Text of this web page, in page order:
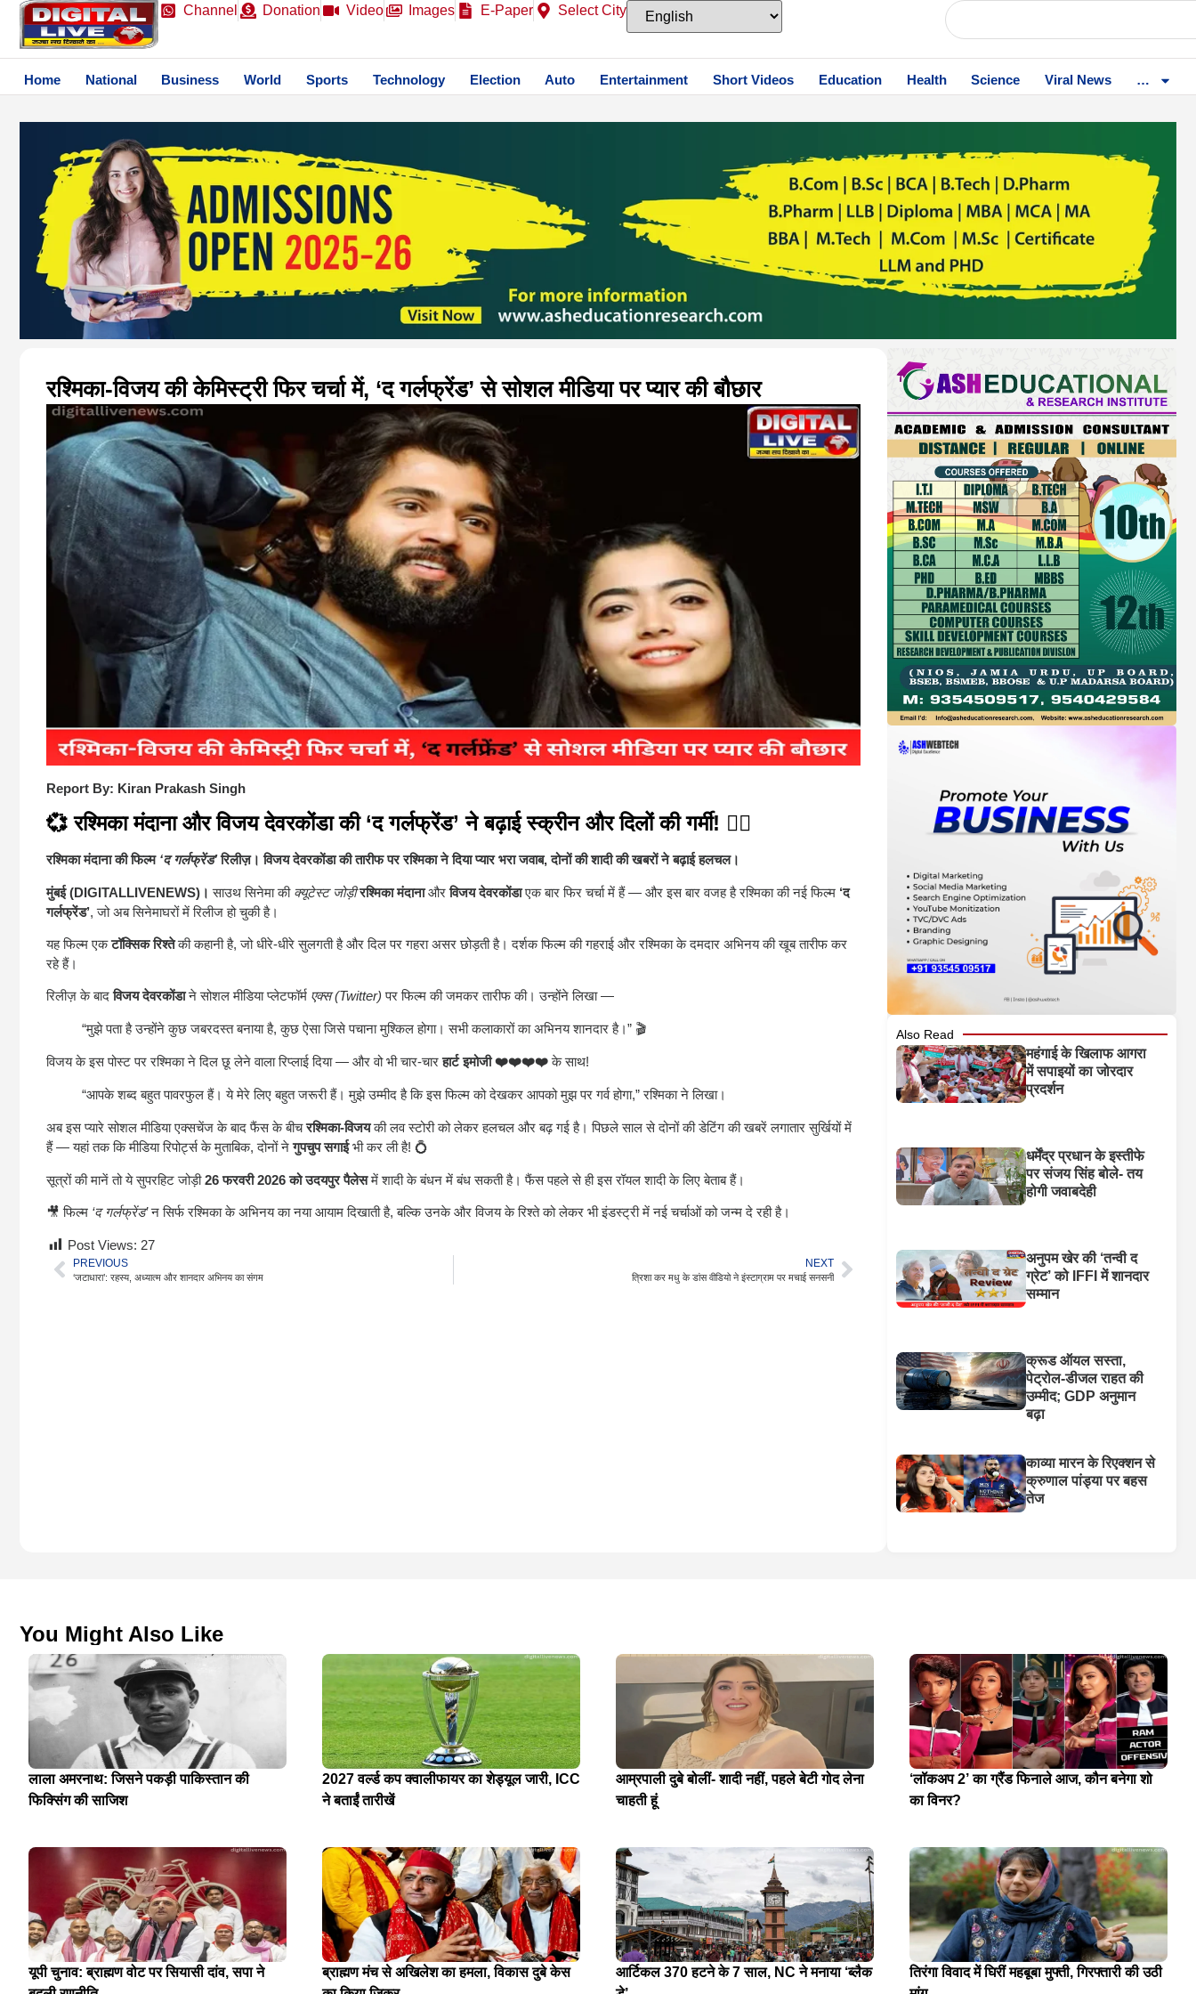
Channel Donation Video Images E-Paper Select City
Home National Business World Sports Technology Election Auto Entertainment Short Videos Education Health Science Viral News …
रश्मिका-विजय की केमिस्ट्री फिर चर्चा में, ‘द गर्लफ्रेंड’ से सोशल मीडिया पर प्यार की बौछार
Report By: Kiran Prakash Singh
💞 रश्मिका मंदाना और विजय देवरकोंडा की ‘द गर्लफ्रेंड’ ने बढ़ाई स्क्रीन और दिलों की गर्मी! ❤️‍🔥
रश्मिका मंदाना की फिल्म ‘द गर्लफ्रेंड’रिलीज़। विजय देवरकोंडा की तारीफ पर रश्मिका ने दिया प्यार भरा जवाब, दोनों की शादी की खबरों ने बढ़ाई हलचल।
मुंबई (DIGITALLIVENEWS)। साउथ सिनेमा की क्यूटेस्ट जोड़ी रश्मिका मंदानाऔरविजय देवरकोंडाएक बार फिर चर्चा में हैं — और इस बार वजह है रश्मिका की नई फिल्म ‘द
गर्लफ्रेंड’, जो अब सिनेमाघरों में रिलीज हो चुकी है।
यह फिल्म एकटॉक्सिक रिश्तेकी कहानी है, जो धीरे-धीरे सुलगती है और दिल पर गहरा असर छोड़ती है। दर्शक फिल्म की गहराई और रश्मिका के दमदार अभिनय की खूब तारीफ कर
रहे हैं।
रिलीज़ के बादविजय देवरकोंडाने सोशल मीडिया प्लेटफॉर्म एक्स (Twitter) पर फिल्म की जमकर तारीफ की। उन्होंने लिखा —
“मुझे पता है उन्होंने कुछ जबरदस्त बनाया है, कुछ ऐसा जिसे पचाना मुश्किल होगा। सभी कलाकारों का अभिनय शानदार है।” 🎬
विजय के इस पोस्ट पर रश्मिका ने दिल छू लेने वाला रिप्लाई दिया — और वो भी चार-चारहार्ट इमोजी ❤️❤️❤️❤️के साथ!
“आपके शब्द बहुत पावरफुल हैं। ये मेरे लिए बहुत जरूरी हैं। मुझे उम्मीद है कि इस फिल्म को देखकर आपको मुझ पर गर्व होगा,” रश्मिका ने लिखा।
अब इस प्यारे सोशल मीडिया एक्सचेंज के बाद फैंस के बीचरश्मिका-विजयकी लव स्टोरी को लेकर हलचल और बढ़ गई है। पिछले साल से दोनों की डेटिंग की खबरें लगातार सुर्खियों में
हैं — यहां तक कि मीडिया रिपोर्ट्स के मुताबिक, दोनों नेगुपचुप सगाईभी कर ली है! 💍
सूत्रों की मानें तो ये सुपरहिट जोड़ी26 फरवरी 2026 को उदयपुर पैलेसमें शादी के बंधन में बंध सकती है। फैंस पहले से ही इस रॉयल शादी के लिए बेताब हैं।
🎥 फिल्म ‘द गर्लफ्रेंड’न सिर्फ रश्मिका के अभिनय का नया आयाम दिखाती है, बल्कि उनके और विजय के रिश्ते को लेकर भी इंडस्ट्री में नई चर्चाओं को जन्म दे रही है।
Post Views: 27
PREVIOUS
‘जटाधारा’: रहस्य, अध्यात्म और शानदार अभिनय का संगम
NEXT
त्रिशा कर मधु के डांस वीडियो ने इंस्टाग्राम पर मचाई सनसनी
Also Read
महंगाई के खिलाफ आगरा
में सपाइयों का जोरदार
प्रदर्शन
धर्मेंद्र प्रधान के इस्तीफे
पर संजय सिंह बोले- तय
होगी जवाबदेही
अनुपम खेर की ‘तन्वी द
ग्रेट’ को IFFI में शानदार
सम्मान
क्रूड ऑयल सस्ता,
पेट्रोल-डीजल राहत की
उम्मीद; GDP अनुमान
बढ़ा
काव्या मारन के रिएक्शन से
क्रुणाल पांड्या पर बहस
तेज
You Might Also Like
लाला अमरनाथ: जिसने पकड़ी पाकिस्तान की
फिक्सिंग की साजिश
2027 वर्ल्ड कप क्वालीफायर का शेड्यूल जारी, ICC
ने बताईं तारीखें
आम्रपाली दुबे बोलीं- शादी नहीं, पहले बेटी गोद लेना
चाहती हूं
‘लॉकअप 2’ का ग्रैंड फिनाले आज, कौन बनेगा शो
का विनर?
यूपी चुनाव: ब्राह्मण वोट पर सियासी दांव, सपा ने
ब्राह्मण मंच से अखिलेश का हमला, विकास दुबे केस
आर्टिकल 370 हटने के 7 साल, NC ने मनाया ‘ब्लैक
तिरंगा विवाद में घिरीं महबूबा मुफ्ती, गिरफ्तारी की उठी